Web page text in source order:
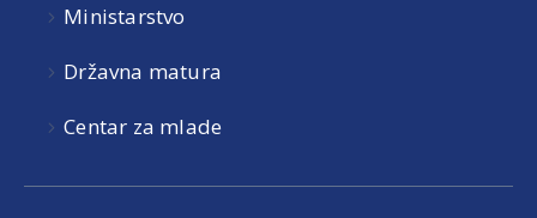
Ministarstvo
Državna matura
Centar za mlade